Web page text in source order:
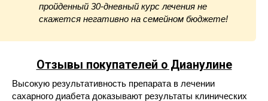
пройденный 30-дневный курс лечения не
скажется негативно на семейном бюджете!
Отзывы покупателей о Дианулине
Высокую результативность препарата в лечении
сахарного диабета доказывают результаты клинических